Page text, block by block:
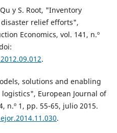
y S. Root, "Inventory
relief efforts",
Economics, vol. 141, n.º
.
solutions and enabling
European Journal of
n.º 1, pp. 55-65, julio 2015.
.